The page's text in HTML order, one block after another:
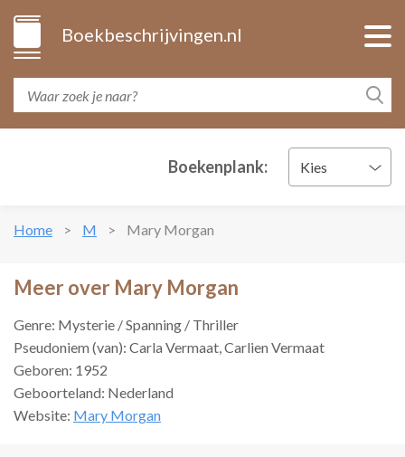
Boekbeschrijvingen.nl
Boekenplank: Kies
Home M Mary Morgan
Meer over Mary Morgan
Genre: Mysterie / Spanning / Thriller
Pseudoniem (van): Carla Vermaat, Carlien Vermaat
Geboren: 1952
Geboorteland: Nederland
Website: Mary Morgan